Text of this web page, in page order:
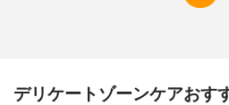
デリケートゾーンケアおす